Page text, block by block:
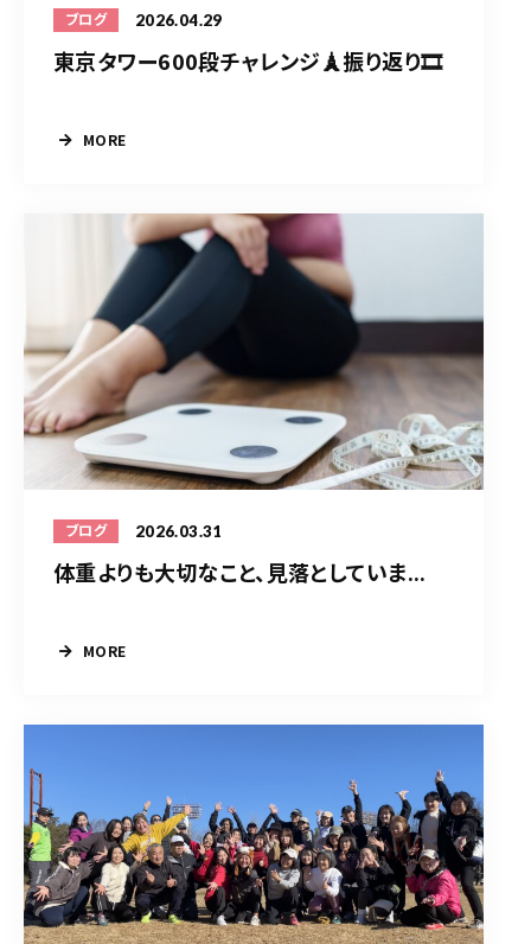
ブログ 2026.04.29
東京タワー600段チャレンジ🗼振り返り🎞️
MORE
ブログ 2026.03.31
体重よりも大切なこと、見落としていま...
MORE